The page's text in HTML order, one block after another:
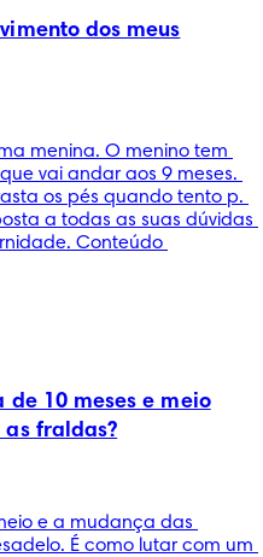
dos meus
menina. O menino tem
vai andar aos 9 meses.
os pés quando tento p.
a todas as suas dúvidas
Conteúdo
10 meses e meio
fraldas?
e a mudança das
É como lutar com um